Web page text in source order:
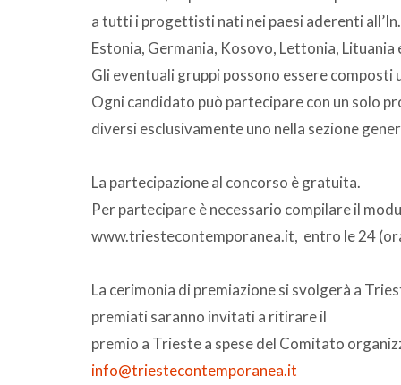
a tutti i progettisti nati nei paesi aderenti
Estonia, Germania, Kosovo, Lettonia, Lituania
Gli eventuali gruppi possono essere
Ogni candidato può partecipare con un solo
diversi esclusivamente uno nella sezione
La partecipazione al concorso è gratuita.
Per partecipare è necessario compilare il
www.triestecontemporanea.it, entro le 24
La cerimonia di premiazione si svolgerà a
premiati saranno invitati a ritirare il
premio a Trieste a spese del Comitato
info@triestecontemporanea.it